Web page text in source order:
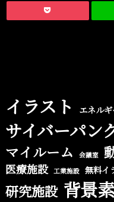
イラスト エネル
サイバーパン
マイルーム 会議室
医療施設 工業施設 無料イ
研究施設 背景